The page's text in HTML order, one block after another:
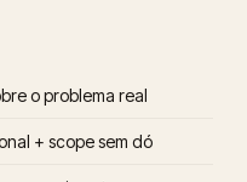
o problema real
+ scope sem dó